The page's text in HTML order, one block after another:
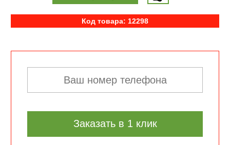
Код товара: 12298
Заказать в 1 клик